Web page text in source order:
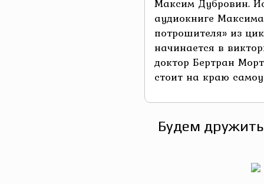
Максим Дубровин.
аудиокниге
потрошителя» из
начинается в
доктор Бертран
стоит на краю
Будем